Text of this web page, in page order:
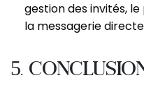
gestion des invités, le
la messagerie
5.